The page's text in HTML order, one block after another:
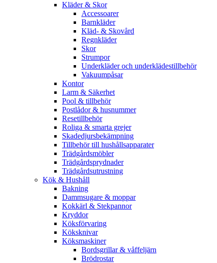
Kläder & Skor
Accessoarer
Barnkläder
Kläd- & Skovård
Regnkläder
Skor
Strumpor
Underkläder och underklädestillbehör
Vakuumpåsar
Kontor
Larm & Säkerhet
Pool & tillbehör
Postlådor & husnummer
Resetillbehör
Roliga & smarta grejer
Skadedjursbekämpning
Tillbehör till hushållsapparater
Trädgårdsmöbler
Trädgårdsprydnader
Trädgårdsutrustning
Kök & Hushåll
Bakning
Dammsugare & moppar
Kokkärl & Stekpannor
Kryddor
Köksförvaring
Köksknivar
Köksmaskiner
Bordsgrillar & våffeljärn
Brödrostar